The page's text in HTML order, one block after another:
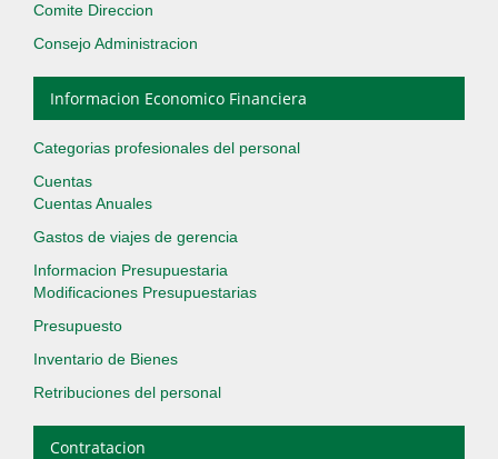
Comite Direccion
Consejo Administracion
Informacion Economico Financiera
Categorias profesionales del personal
Cuentas
Cuentas Anuales
Gastos de viajes de gerencia
Informacion Presupuestaria
Modificaciones Presupuestarias
Presupuesto
Inventario de Bienes
Retribuciones del personal
Contratacion